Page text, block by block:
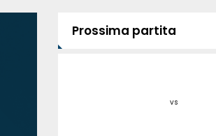
Prossima partita
vs